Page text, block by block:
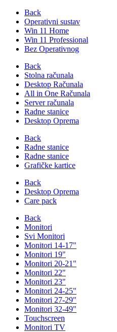
Back
Operativni sustav
Win 11 Home
Win 11 Professional
Bez Operativnog
Back
Stolna računala
Desktop Računala
All in One Računala
Server računala
Radne stanice
Desktop Oprema
Back
Radne stanice
Radne stanice
Grafičke kartice
Back
Desktop Oprema
Care pack
Back
Monitori
Svi Monitori
Monitori 14-17"
Monitori 19"
Monitori 20-21"
Monitori 22"
Monitori 23"
Monitori 24-25"
Monitori 27-29"
Monitori 32-49"
Touchscreen
Monitori TV